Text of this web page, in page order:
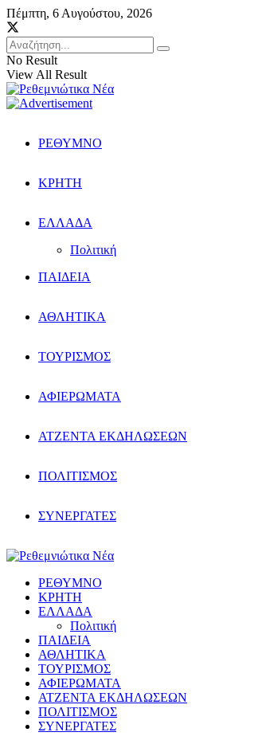
Πέμπτη, 6 Αυγούστου, 2026
No Result
View All Result
ΡΕΘΥΜΝΟ
ΚΡΗΤΗ
ΕΛΛΑΔΑ
Πολιτική
ΠΑΙΔΕΙΑ
ΑΘΛΗΤΙΚΑ
ΤΟΥΡΙΣΜΟΣ
ΑΦΙΕΡΩΜΑΤΑ
ΑΤΖΕΝΤΑ ΕΚΔΗΛΩΣΕΩΝ
ΠΟΛΙΤΙΣΜΟΣ
ΣΥΝΕΡΓΑΤΕΣ
ΡΕΘΥΜΝΟ
ΚΡΗΤΗ
ΕΛΛΑΔΑ
Πολιτική
ΠΑΙΔΕΙΑ
ΑΘΛΗΤΙΚΑ
ΤΟΥΡΙΣΜΟΣ
ΑΦΙΕΡΩΜΑΤΑ
ΑΤΖΕΝΤΑ ΕΚΔΗΛΩΣΕΩΝ
ΠΟΛΙΤΙΣΜΟΣ
ΣΥΝΕΡΓΑΤΕΣ